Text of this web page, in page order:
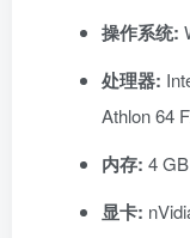
操作系统:
处理器:
Athlon 64
内存: 4
显卡: